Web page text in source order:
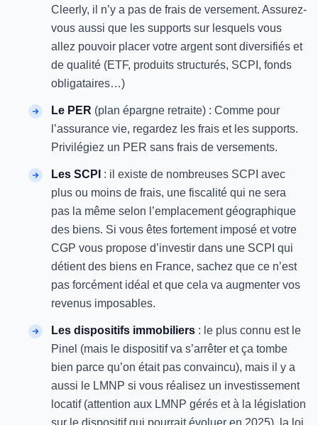
Cleerly, il n’y a pas de frais de versement. Assurez-
vous aussi que les supports sur lesquels vous
allez pouvoir placer votre argent sont diversifiés et
de qualité (ETF, produits structurés, SCPI, fonds
obligataires…)
Le PER (plan épargne retraite) : Comme pour
l’assurance vie, regardez les frais et les supports.
Privilégiez un PER sans frais de versements.
Les SCPI : il existe de nombreuses SCPI avec
plus ou moins de frais, une fiscalité qui ne sera
pas la même selon l’emplacement géographique
des biens. Si vous êtes fortement imposé et votre
CGP vous propose d’investir dans une SCPI qui
détient des biens en France, sachez que ce n’est
pas forcément idéal et que cela va augmenter vos
revenus imposables.
Les dispositifs immobiliers : le plus connu est le
Pinel (mais le dispositif va s’arrêter et ça tombe
bien parce qu’on était pas convaincu), mais il y a
aussi le LMNP si vous réalisez un investissement
locatif (attention aux LMNP gérés et à la législation
sur le dispositif qui pourrait évoluer en 2025), la loi